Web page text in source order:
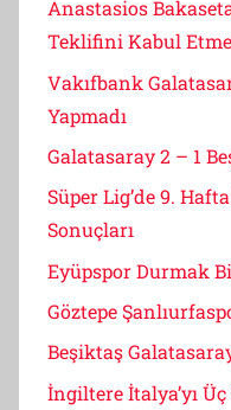
Anastasios
Teklifini Kabul
Vakıfbank
Yapmadı
Galatasaray 2 – 1
Süper Lig’de 9.
Sonuçları
Eyüpspor Durmak
Göztepe
Beşiktaş
İngiltere İtalya’yı